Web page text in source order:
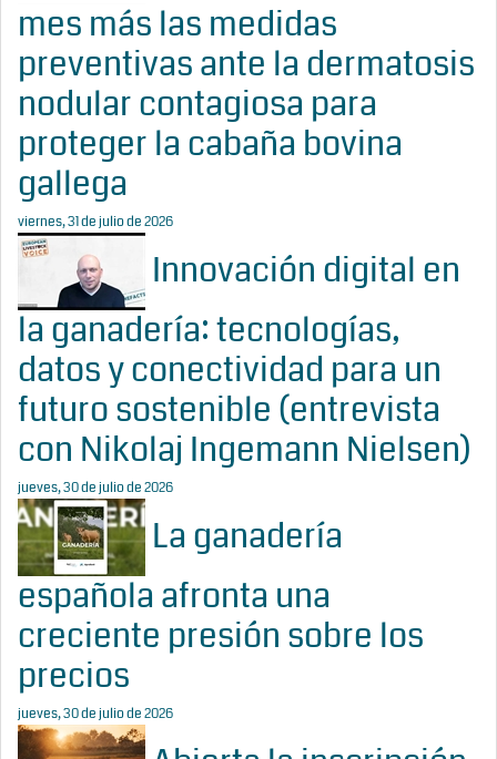
mes más las medidas
preventivas ante la dermatosis
nodular contagiosa para
proteger la cabaña bovina
gallega
viernes, 31 de julio de 2026
Innovación digital en
la ganadería: tecnologías,
datos y conectividad para un
futuro sostenible (entrevista
con Nikolaj Ingemann Nielsen)
jueves, 30 de julio de 2026
La ganadería
española afronta una
creciente presión sobre los
precios
jueves, 30 de julio de 2026